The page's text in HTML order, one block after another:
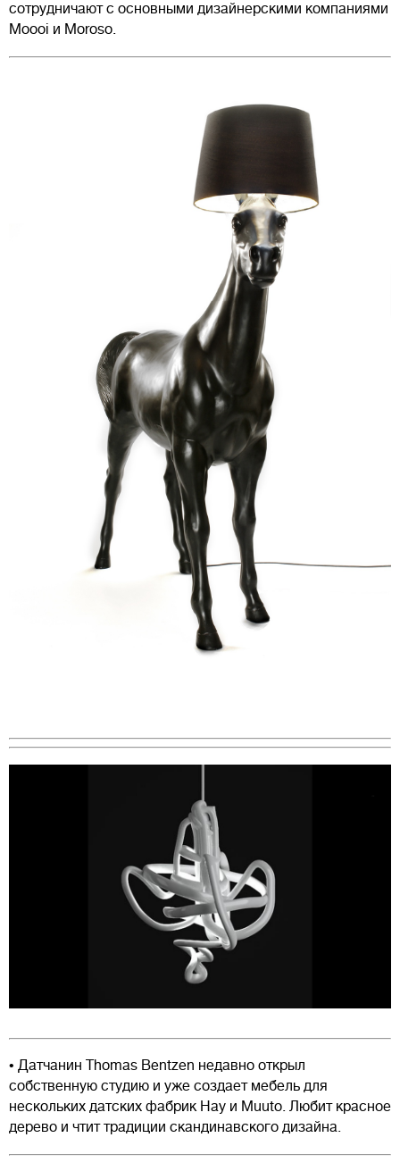
сотрудничают с основными дизайнерскими компаниями
Moooi и Moroso.
• Датчанин Thomas Bentzen недавно открыл
собственную студию и уже создает мебель для
нескольких датских фабрик Hay и Muuto. Любит красное
дерево и чтит традиции скандинавского дизайна.